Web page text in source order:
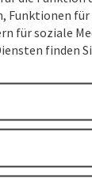
Funktionen
für soziale
finden